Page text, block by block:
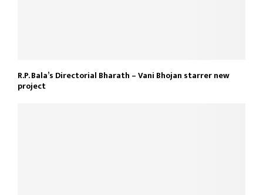
R.P. Bala’s Directorial Bharath – Vani Bhojan starrer new
project